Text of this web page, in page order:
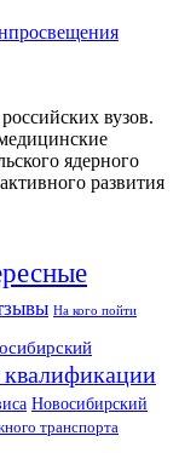
вузов.
ядерного
развития
На кого пойти
Новосибирский
транспорта